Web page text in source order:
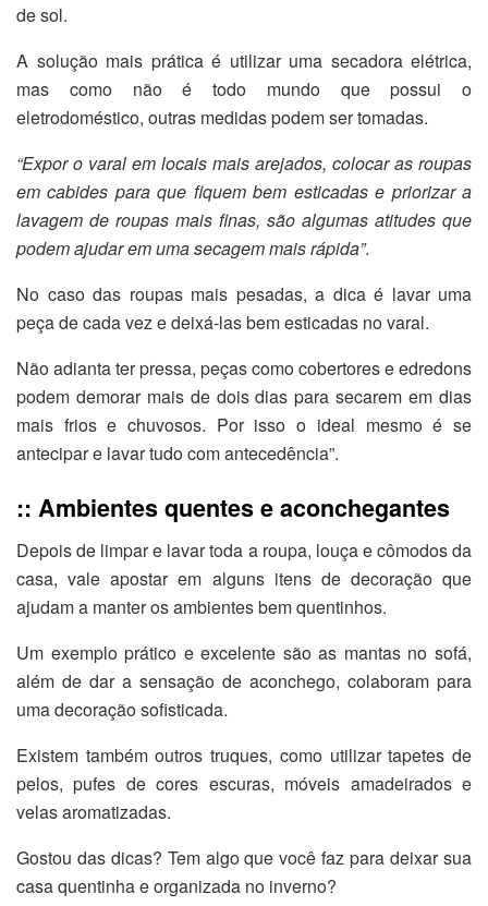
de sol.
A solução mais prática é utilizar uma secadora elétrica,
mas como não é todo mundo que possui o
eletrodoméstico, outras medidas podem ser tomadas.
“Expor o varal em locais mais arejados, colocar as roupas
em cabides para que fiquem bem esticadas e priorizar a
lavagem de roupas mais finas, são algumas atitudes que
podem ajudar em uma secagem mais rápida”.
No caso das roupas mais pesadas, a dica é lavar uma
peça de cada vez e deixá-las bem esticadas no varal.
Não adianta ter pressa, peças como cobertores e edredons
podem demorar mais de dois dias para secarem em dias
mais frios e chuvosos. Por isso o ideal mesmo é se
antecipar e lavar tudo com antecedência”.
:: Ambientes quentes e aconchegantes
Depois de limpar e lavar toda a roupa, louça e cômodos da
casa, vale apostar em alguns itens de decoração que
ajudam a manter os ambientes bem quentinhos.
Um exemplo prático e excelente são as mantas no sofá,
além de dar a sensação de aconchego, colaboram para
uma decoração sofisticada.
Existem também outros truques, como utilizar tapetes de
pelos, pufes de cores escuras, móveis amadeirados e
velas aromatizadas.
Gostou das dicas? Tem algo que você faz para deixar sua
casa quentinha e organizada no inverno?